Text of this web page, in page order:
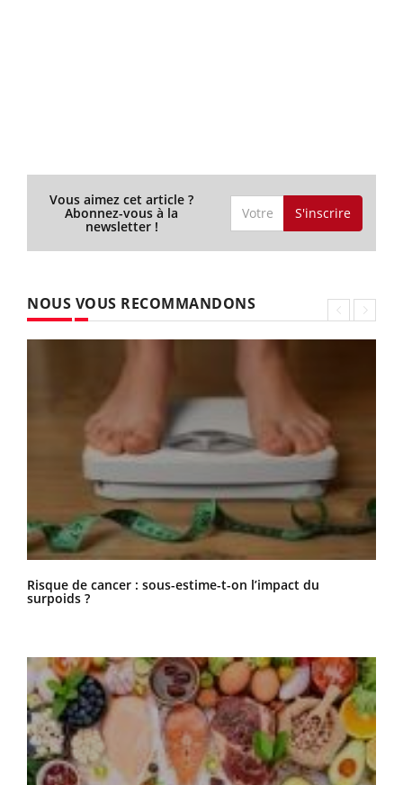
Vous aimez cet article ?
Abonnez-vous à la
newsletter !
S'inscrire
NOUS VOUS RECOMMANDONS
Risque de cancer : sous-estime-t-on l’impact du
surpoids ?